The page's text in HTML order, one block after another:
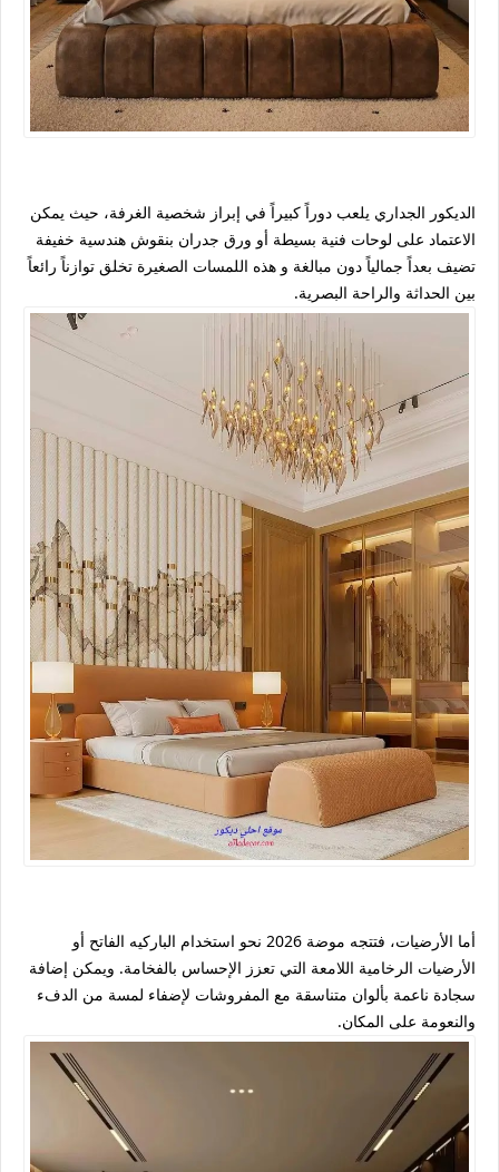
الديكور الجداري يلعب دوراً كبيراً في إبراز شخصية الغرفة، حيث يمكن
الاعتماد على لوحات فنية بسيطة أو ورق جدران بنقوش هندسية خفيفة
تضيف بعداً جمالياً دون مبالغة و هذه اللمسات الصغيرة تخلق توازناً رائعاً
بين الحداثة والراحة البصرية.
أما الأرضيات، فتتجه موضة 2026 نحو استخدام الباركيه الفاتح أو
الأرضيات الرخامية اللامعة التي تعزز الإحساس بالفخامة. ويمكن إضافة
سجادة ناعمة بألوان متناسقة مع المفروشات لإضفاء لمسة من الدفء
والنعومة على المكان.